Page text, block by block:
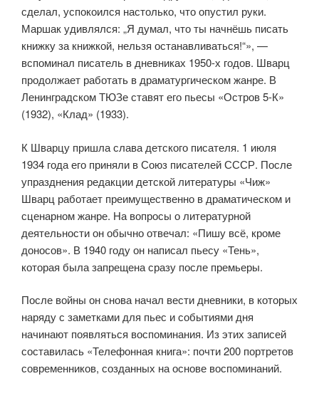
сделал, успокоился настолько, что опустил руки.
Маршак удивлялся: „Я думал, что ты начнёшь писать
книжку за книжкой, нельзя останавливаться!“», —
вспоминал писатель в дневниках 1950-х годов. Шварц
продолжает работать в драматургическом жанре. В
Ленинградском ТЮЗе ставят его пьесы «Остров 5-К»
(1932), «Клад» (1933).
К Шварцу пришла слава детского писателя. 1 июля
1934 года его приняли в Союз писателей СССР. После
упразднения редакции детской литературы «Чиж»
Шварц работает преимущественно в драматическом и
сценарном жанре. На вопросы о литературной
деятельности он обычно отвечал: «Пишу всё, кроме
доносов». В 1940 году он написал пьесу «Тень»,
которая была запрещена сразу после премьеры.
После войны он снова начал вести дневники, в которых
наряду с заметками для пьес и событиями дня
начинают появляться воспоминания. Из этих записей
составилась «Телефонная книга»: почти 200 портретов
современников, созданных на основе воспоминаний.